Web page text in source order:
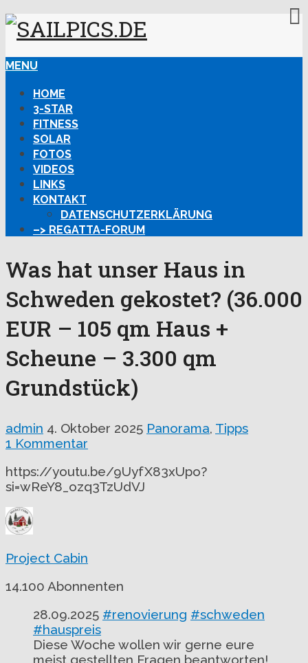
MENU
HOME
3-STAR
FITNESS
SOLAR
FOTOS
VIDEOS
LINKS
KONTAKT
DATENSCHUTZERKLÄRUNG
–> REGATTA-FORUM
Was hat unser Haus in
Schweden gekostet? (36.000
EUR – 105 qm Haus +
Scheune – 3.300 qm
Grundstück)
admin 4. Oktober 2025 Panorama, Tipps
1 Kommentar
https://youtu.be/9UyfX83xUpo?
si=wReY8_ozq3TzUdVJ
Project Cabin
14.100 Abonnenten
28.09.2025 #renovierung #schweden
#hauspreis
Diese Woche wollen wir gerne eure
meist gestellten Fragen beantworten!